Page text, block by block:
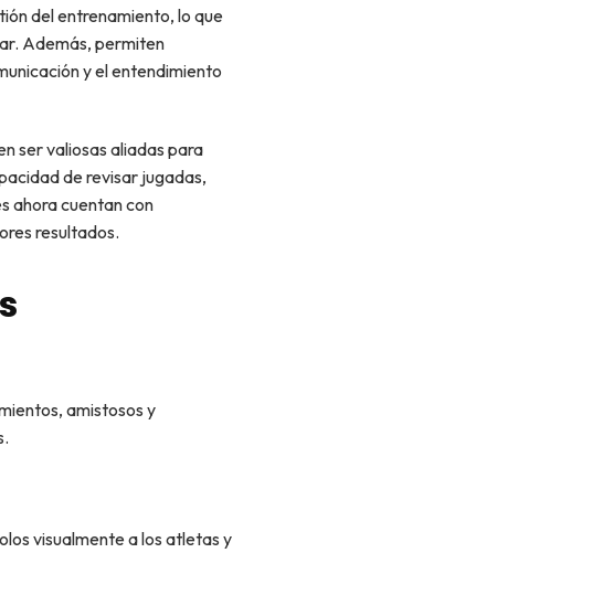
del entrenamiento, lo que
Además, permiten
y el entendimiento
ser valiosas aliadas para
de revisar jugadas,
ahora cuentan con
resultados.
amistosos y
visualmente a los atletas y